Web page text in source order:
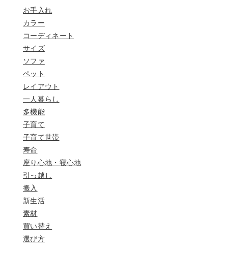
お手入れ
カラー
コーディネート
サイズ
ソファ
ペット
レイアウト
一人暮らし
多機能
子育て
子育て世帯
寿命
座り心地・寝心地
引っ越し
搬入
新生活
素材
買い替え
選び方